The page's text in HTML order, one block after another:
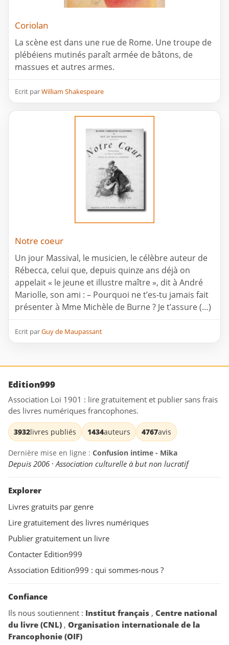
Coriolan
La scène est dans une rue de Rome. Une troupe de
plébéiens mutinés paraît armée de bâtons, de
massues et autres armes.
Ecrit parWilliam Shakespeare
Notre coeur
Un jour Massival, le musicien, le célèbre auteur de
Rébecca, celui que, depuis quinze ans déjà on
appelait « le jeune et illustre maître », dit à André
Mariolle, son ami : – Pourquoi ne t’es-tu jamais fait
présenter à Mme Michèle de Burne ? Je t’assure (…)
Ecrit parGuy de Maupassant
Edition999
Association Loi 1901 : lire gratuitement et publier sans frais
des livres numériques francophones.
3932livres publiés 1434auteurs 4767avis
Dernière mise en ligne : Confusion intime - Mika
Depuis 2006 · Association culturelle à but non lucratif
Explorer
Livres gratuits par genre
Lire gratuitement des livres numériques
Publier gratuitement un livre
Contacter Edition999
Association Edition999 : qui sommes-nous ?
Confiance
Ils nous soutiennent : Institut français , Centre national
du livre (CNL) , Organisation internationale de la
Francophonie (OIF)